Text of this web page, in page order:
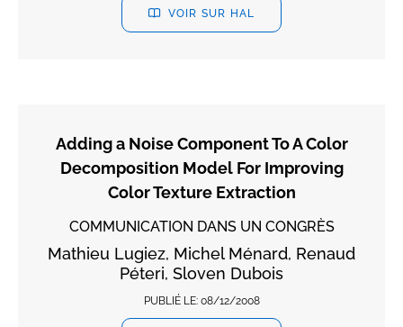
VOIR SUR HAL
Adding a Noise Component To A Color
Decomposition Model For Improving
Color Texture Extraction
COMMUNICATION DANS UN CONGRÈS
Mathieu Lugiez, Michel Ménard, Renaud
Péteri, Sloven Dubois
PUBLIÉ LE: 08/12/2008